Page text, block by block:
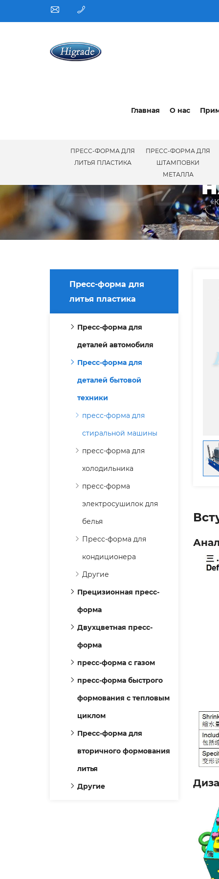
Главная О нас
ПРЕСС-ФОРМА ДЛЯ
ЛИТЬЯ ПЛАСТИКА
ПРЕСС-ФОРМА ДЛЯ
ШТАМПОВКИ
МЕТАЛЛА
НАШЕ
Пресс-форма для
литья пластика
Пресс-форма для
деталей автомобиля
Пресс-форма для
деталей бытовой
техники
пресс-форма для
стиральной машины
пресс-форма для
холодильника
пресс-форма
электросушилок для
белья
Пресс-форма для
кондиционера
Другие
Прецизионная пресс-
форма
Двухцветная пресс-
форма
пресс-форма с газом
пресс-форма быстрого
формования с тепловым
циклом
Пресс-форма для
вторичного формования
литья
Другие